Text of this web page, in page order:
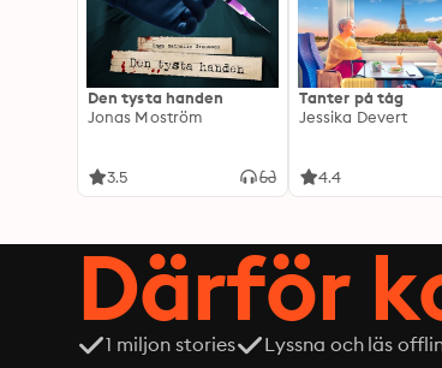
Den tysta handen
Jonas Moström
3.5
Tanter på tåg
Jessika Devert
4.4
Därför
1 miljon stories Lyssna och läs